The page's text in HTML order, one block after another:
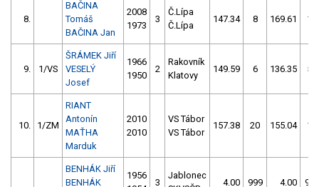
8.
BAČINA
Tomáš
BAČINA Jan
2008
1973
3
Č.Lípa
Č.Lípa
147.34 8 169.61 18
9. 1/VS
ŠRÁMEK Jiří
VESELÝ
Josef
1966
1950
2
Rakovník
Klatovy
149.59 6 136.35 54
10. 1/ZM
RIANT
Antonín
MAŤHA
Marduk
2010
2010
VS Tábor
VS Tábor
157.38 20 155.04 16
BENHÁK Jiří
BENHÁK
1956
3
Jablonec
4.00 999 4.00 999